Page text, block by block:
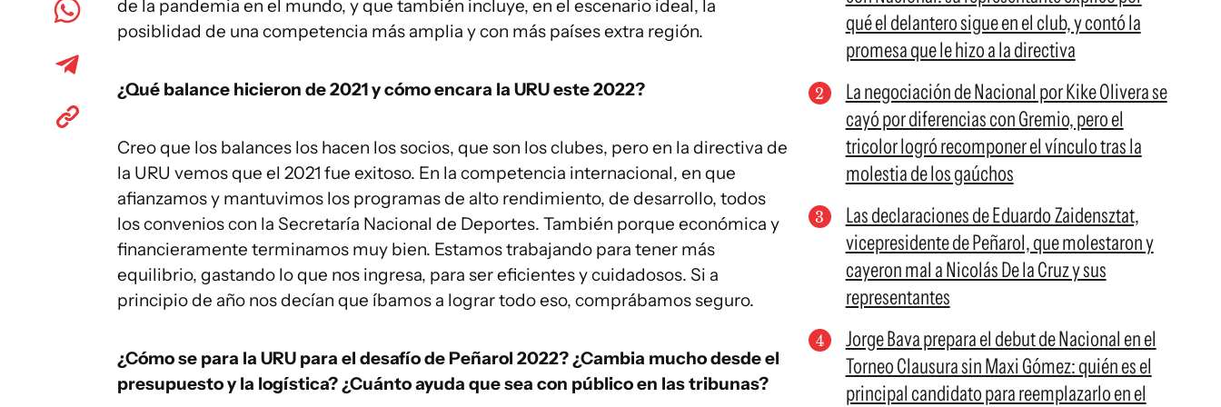
de la pandemia en el mundo, y que también incluye, en el escenario ideal, la
posiblidad de una competencia más amplia y con más países extra región.
¿Qué balance hicieron de 2021 y cómo encara la URU este 2022?
Creo que los balances los hacen los socios, que son los clubes, pero en la directiva de
la URU vemos que el 2021 fue exitoso. En la competencia internacional, en que
afianzamos y mantuvimos los programas de alto rendimiento, de desarrollo, todos
los convenios con la Secretaría Nacional de Deportes. También porque económica y
financieramente terminamos muy bien. Estamos trabajando para tener más
equilibrio, gastando lo que nos ingresa, para ser eficientes y cuidadosos. Si a
principio de año nos decían que íbamos a lograr todo eso, comprábamos seguro.
¿Cómo se para la URU para el desafío de Peñarol 2022? ¿Cambia mucho desde el
presupuesto y la logística? ¿Cuánto ayuda que sea con público en las tribunas?
qué el delantero sigue en el club, y contó la
promesa que le hizo a la directiva
La negociación de Nacional por Kike Olivera se
cayó por diferencias con Gremio, pero el
tricolor logró recomponer el vínculo tras la
molestia de los gaúchos
Las declaraciones de Eduardo Zaidensztat,
vicepresidente de Peñarol, que molestaron y
cayeron mal a Nicolás De la Cruz y sus
representantes
Jorge Bava prepara el debut de Nacional en el
Torneo Clausura sin Maxi Gómez: quién es el
principal candidato para reemplazarlo en el